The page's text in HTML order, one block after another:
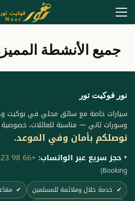
Skip
طلبًا)
جولات الجزر
الجولات البرية
جميع الأنشطة
نور فوكيت تور
سيارات خاصة مع سائق محلي في بوكيت
وسورات ثاني — مناسبة للعائلات، خصوصية
نوصلكم بأمان وفي الموعد.
• حجز سريع عبر الواتساب: +66 98 523 4930
Booking)
✔︎ خدمة حلال وملائمة للمسلمين ✔︎